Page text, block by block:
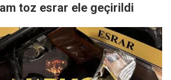
toz esrar ele geçirildi